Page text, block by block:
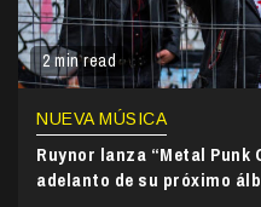
2 min read
NUEVA MÚSICA
Ruynor lanza “Metal Punk
adelanto de su próximo